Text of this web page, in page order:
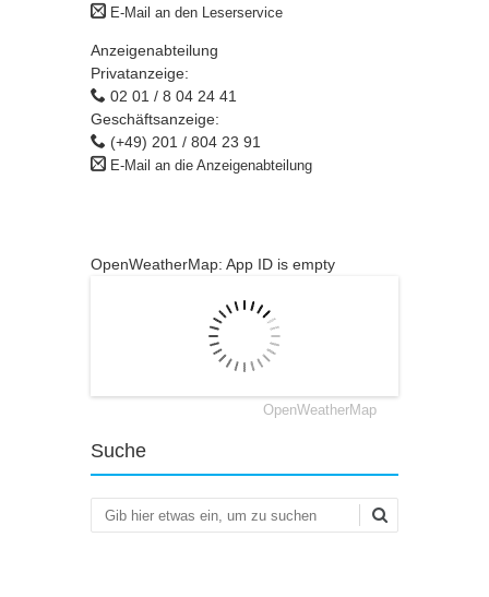
E-Mail an den Leserservice
Anzeigenabteilung
Privatanzeige:
02 01 / 8 04 24 41
Geschäftsanzeige:
(+49) 201 / 804 23 91
E-Mail an die Anzeigenabteilung
OpenWeatherMap: App ID is empty
OpenWeatherMap
Suche
Suchen